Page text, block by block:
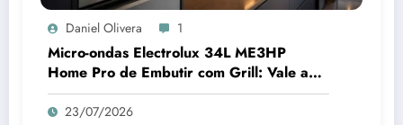
Daniel Olivera 1
Micro-ondas Electrolux 34L ME3HP
Home Pro de Embutir com Grill: Vale a
Pena Comprar?
23/07/2026